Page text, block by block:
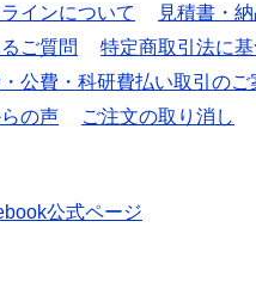
インについて
見積書・
ご質問
特定商取引法に
公費・科研費払い取引のご
の声 ご注文の取り消し
公式ページ